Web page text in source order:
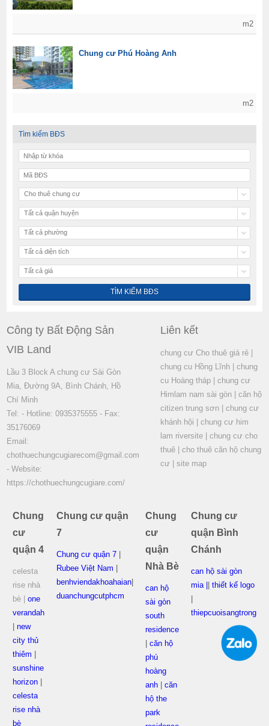
m2
m2
Chung cư Phú Hoàng Anh
Tìm kiếm BĐS
Cho thuê chung cư
Tất cả quận huyện
Tất cả phường
Tất cả diện tích
Tất cả giá
Công ty Bất Động Sản
VIB Land
Lầu 3 Block A chung cư Sài Gòn
Mia, Đường 9A, Bình Chánh, Hồ
Chí Minh
Tel: - Hotline: 0935375555 - Fax:
35176069
Email:
chothuechungcugiarecom@gmail.com
- Website:
https://chothuechungcugiare.com/
Liên kết
chung cư Cho thuê giá rẻ|
chung cu Hồng Lĩnh| chung
cu Hoàng tháp| chung cư
Himlam nam sài gòn| căn hộ
citizen trung sơn| chung cư
khánh hội
chung cư him
lam riversite| chung cư cho
thuê| cho thuê căn hộ chung
cư| site map
Chung
cư
quận 4
celesta
rise nhà
bè |
one
verandah
|new
city thủ
thiêm
sunshine
horizon
celesta
rise nhà
bè
Chung cư quận
7
Chung cư quận 7
Rubee Việt Nam
benhviendakhoahaian
duanchungcutphcm
Chung
cư
quận
Nhà Bè
can hộ
sài gòn
south
residence
|căn hộ
phú
hoàng
anh |căn
hộ the
park
Chung cư
quận Bình
Chánh
can hộ sài gòn
mia |
|thiết kế logo
thiepcuoisangtrong